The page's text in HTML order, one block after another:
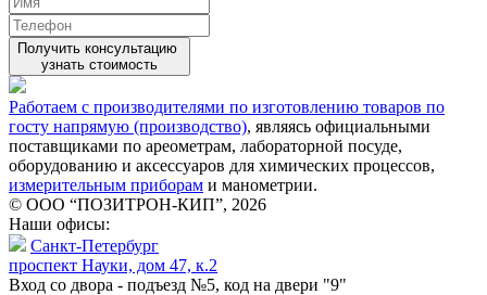
Получить консультацию
узнать стоимость
Работаем с производителями по изготовлению товаров по
госту напрямую (производство), являясь официальными
поставщиками по ареометрам, лабораторной посуде,
оборудованию и аксессуаров для химических процессов,
измерительным приборам и манометрии.
© ООО “ПОЗИТРОН-КИП”, 2026
Наши офисы:
Санкт-Петербург
проспект Науки, дом 47, к.2
Вход со двора - подъезд №5, код на двери "9"